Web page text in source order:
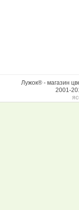
Лужок® - магазин
2001-